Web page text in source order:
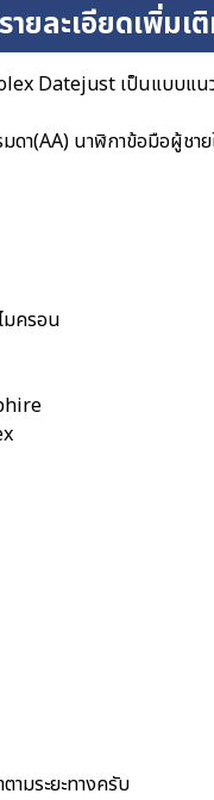
รายละเอียดเพิ่มเ
Datejust เป็นแบบแ
ดา(AA) นาฬิกาข้อมือผู้ชา
มครอน
ามระยะทางครับ